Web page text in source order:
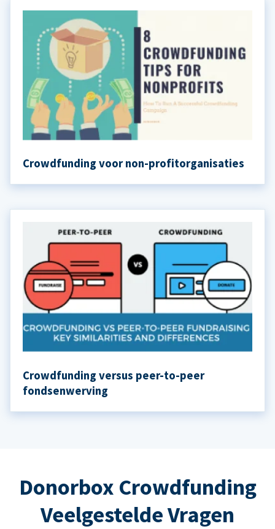
Crowdfunding voor non-profitorganisaties
Crowdfunding versus peer-to-peer
fondsenwerving
Donorbox Crowdfunding
Veelgestelde Vragen